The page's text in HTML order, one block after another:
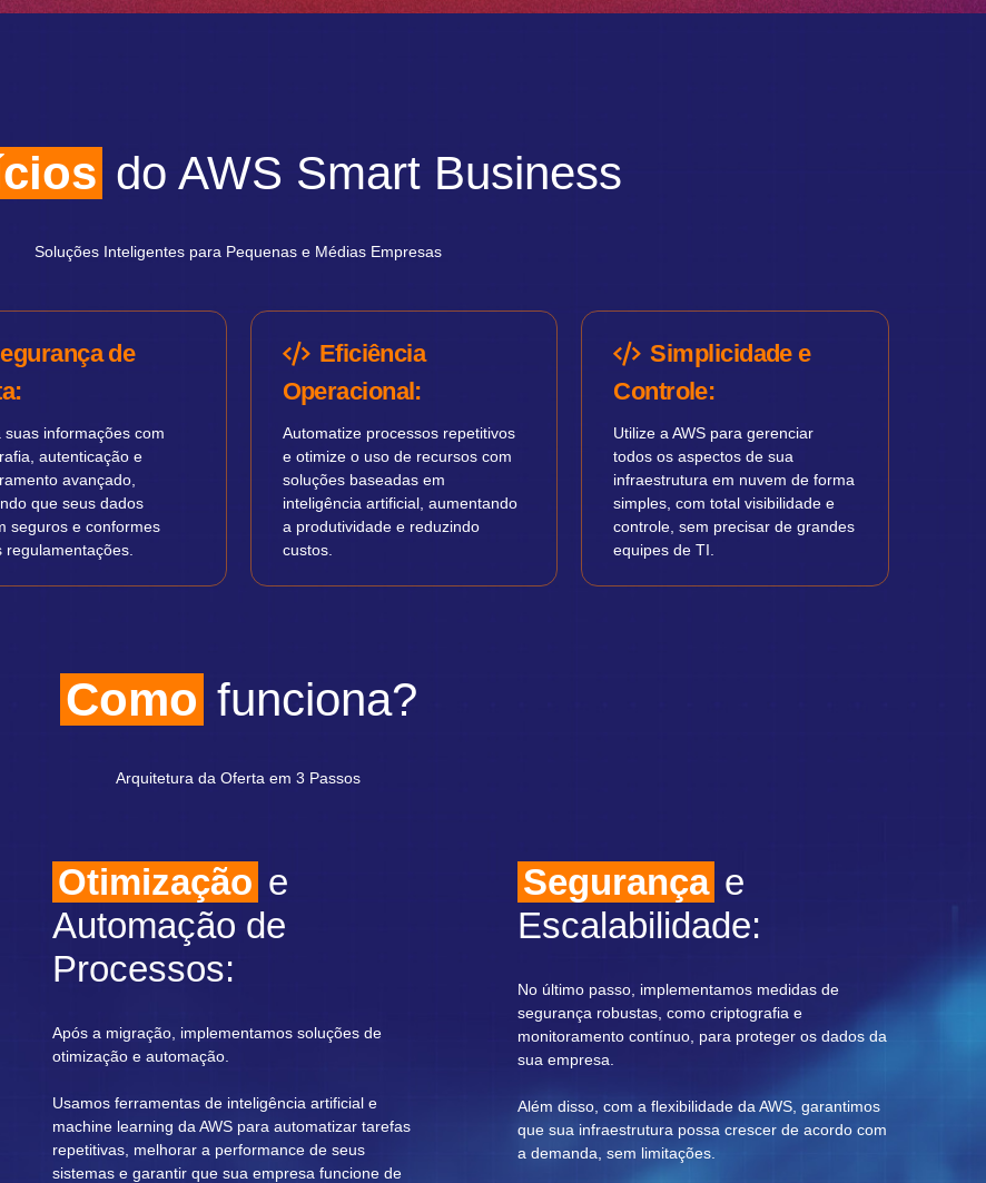
do AWS Smart Business
Soluções Inteligentes para Pequenas e Médias Empresas
de
suas informações com
autenticação e
avançado,
que seus dados
seguros e conformes
regulamentações.
Eficiência
Operacional:
Automatize processos repetitivos
e otimize o uso de recursos com
soluções baseadas em
inteligência artificial, aumentando
a produtividade e reduzindo
custos.
Simplicidade e
Controle:
Utilize a AWS para gerenciar
todos os aspectos de sua
infraestrutura em nuvem de forma
simples, com total visibilidade e
controle, sem precisar de grandes
equipes de TI.
Como funciona?
Arquitetura da Oferta em 3 Passos
Otimização e
Automação de
Processos:
Após a migração, implementamos soluções de
otimização e automação.
Usamos ferramentas de inteligência artificial e
machine learning da AWS para automatizar tarefas
repetitivas, melhorar a performance de seus
sistemas e garantir que sua empresa funcione de
Segurança e
Escalabilidade:
No último passo, implementamos medidas de
segurança robustas, como criptografia e
monitoramento contínuo, para proteger os dados da
sua empresa.
Além disso, com a flexibilidade da AWS, garantimos
que sua infraestrutura possa crescer de acordo com
a demanda, sem limitações.